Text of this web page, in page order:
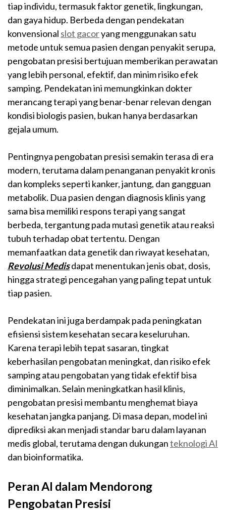
tiap individu, termasuk faktor genetik, lingkungan,
dan gaya hidup. Berbeda dengan pendekatan
konvensional slot gacoryang menggunakan satu
metode untuk semua pasien dengan penyakit serupa,
pengobatan presisi bertujuan memberikan perawatan
yang lebih personal, efektif, dan minim risiko efek
samping. Pendekatan ini memungkinkan dokter
merancang terapi yang benar-benar relevan dengan
kondisi biologis pasien, bukan hanya berdasarkan
gejala umum.
Pentingnya pengobatan presisi semakin terasa di era
modern, terutama dalam penanganan penyakit kronis
dan kompleks seperti kanker, jantung, dan gangguan
metabolik. Dua pasien dengan diagnosis klinis yang
sama bisa memiliki respons terapi yang sangat
berbeda, tergantung pada mutasi genetik atau reaksi
tubuh terhadap obat tertentu. Dengan
memanfaatkan data genetik dan riwayat kesehatan,
Revolusi Medisdapat menentukan jenis obat, dosis,
hingga strategi pencegahan yang paling tepat untuk
tiap pasien.
Pendekatan ini juga berdampak pada peningkatan
efisiensi sistem kesehatan secara keseluruhan.
Karena terapi lebih tepat sasaran, tingkat
keberhasilan pengobatan meningkat, dan risiko efek
samping atau pengobatan yang tidak efektif bisa
diminimalkan. Selain meningkatkan hasil klinis,
pengobatan presisi membantu menghemat biaya
kesehatan jangka panjang. Di masa depan, model ini
diprediksi akan menjadi standar baru dalam layanan
medis global, terutama dengan dukunganteknologi AI
dan bioinformatika.
Peran AI dalam Mendorong
Pengobatan Presisi